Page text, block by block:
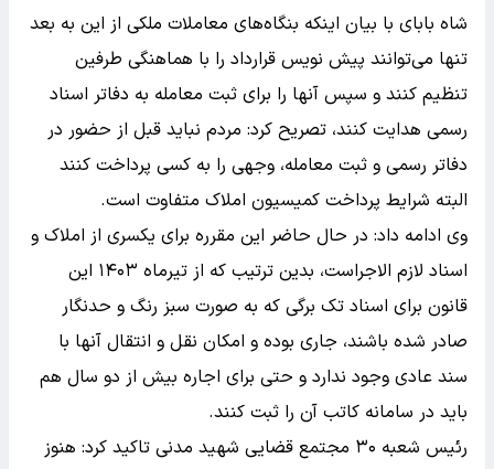
شاه بابای با بیان اینکه بنگاه‌های معاملات ملکی از این به بعد
تنها می‌توانند پیش نویس قرارداد را با هماهنگی طرفین
تنظیم کنند و سپس آنها را برای ثبت معامله به دفاتر اسناد
رسمی هدایت کنند، تصریح کرد: مردم نباید قبل از حضور در
دفاتر رسمی و ثبت معامله، وجهی را به کسی پرداخت کنند
البته شرایط پرداخت کمیسیون املاک متفاوت است.
وی ادامه داد: در حال حاضر این مقرره برای یکسری از املاک و
اسناد لازم الاجراست، بدین ترتیب که از تیرماه ۱۴۰۳ این
قانون برای اسناد تک برگی که به صورت سبز رنگ و حدنگار
صادر شده باشند، جاری بوده و امکان نقل و انتقال آنها با
سند عادی وجود ندارد و حتی برای اجاره بیش از دو سال هم
باید در سامانه کاتب آن را ثبت کنند.
رئیس شعبه ۳۰ مجتمع قضایی شهید مدنی تاکید کرد: هنوز